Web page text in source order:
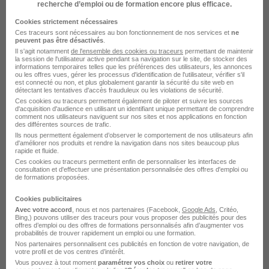
de la Ferté-Bernard H/F
Etablissements publics de coopération
intercommunale
La Ferté-Bernard - 72 CDD
Voir l’offre
il y a 6 jours
H/F
Centre Hospitalier Paul Chapron
La Ferté-Bernard - 72 CDD
recherche d’emploi ou de formation encore plus efficace.
Cookies strictement nécessaires
Ces traceurs sont nécessaires au bon fonctionnement de nos services et ne
peuvent pas être désactivés
Il s'agit notamment de l'ensemble des cookies ou traceurs permettant de maintenir
la session de l'utilisateur active pendant sa navigation sur le site, de stocker des
informations temporaires telles que les préférences des utilisateurs, les annonces
ou les offres vues, gérer les processus d'identification de l'utilisateur, vérifier s'il
est connecté ou non, et plus globalement garantir la sécurité du site web en
détectant les tentatives d'accès frauduleux ou les violations de sécurité.
Ces cookies ou traceurs permettent également de piloter et suivre les sources
d'acquisition d'audience en utilisant un identifiant unique permettant de comprendre
comment nos utilisateurs naviguent sur nos sites et nos applications en fonction
des différentes sources de trafic.
Ils nous permettent également d’observer le comportement de nos utilisateurs afin
d'améliorer nos produits et rendre la navigation dans nos sites beaucoup plus
rapide et fluide.
Ces cookies ou traceurs permettent enfin de personnaliser les interfaces de
consultation et d'effectuer une présentation personnalisée des offres d'emploi ou
de formations proposées.
Cookies publicitaires
Avec votre accord , nous et nos partenaires (Facebook, Google Ads , Critéo,
Bing,) pouvons utiliser des traceurs pour vous proposer des publicités pour des
offres d’emploi ou des offres de formations personnalisés afin d’augmenter vos
probabilités de trouver rapidement un emploi ou une formation.
Nos partenaires personnalisent ces publicités en fonction de votre navigation, de
votre profil et de vos centres d’intérêt.
Vous pouvez à tout moment paramétrer vos choix ou retirer votre